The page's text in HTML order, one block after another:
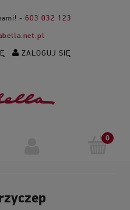
- 603 032 123
ZALOGUJ SIĘ